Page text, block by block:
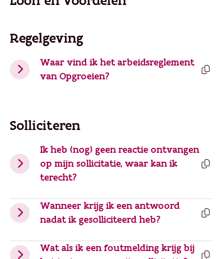
Regelgeving
Waar vind ik het arbeidsreglement
van Opgroeien?
Solliciteren
Ik heb (nog) geen reactie ontvangen
op mijn sollicitatie, waar kan ik
terecht?
Wanneer krijg ik een antwoord
nadat ik gesolliciteerd heb?
Wat als ik een foutmelding krijg bij